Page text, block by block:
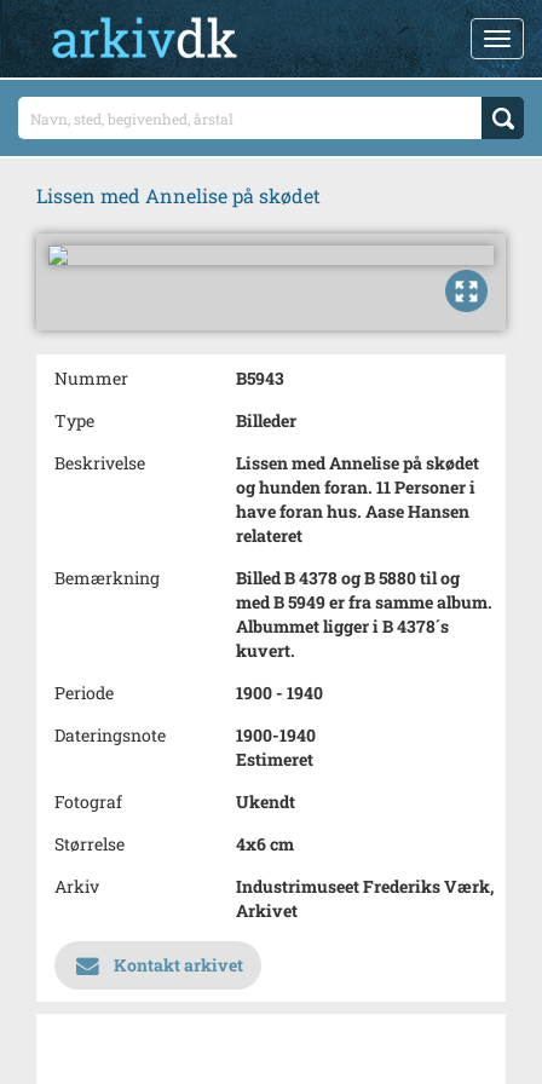
Lissen med Annelise på skødet
Nummer
B5943
Type
Billeder
Beskrivelse
Lissen med Annelise på skødet
og hunden foran. 11 Personer i
have foran hus. Aase Hansen
relateret
Bemærkning
Billed B 4378 og B 5880 til og
med B 5949 er fra samme album.
Albummet ligger i B 4378´s
kuvert.
Periode
1900 - 1940
Dateringsnote
1900-1940
Estimeret
Fotograf
Ukendt
Størrelse
4x6 cm
Arkiv
Industrimuseet Frederiks Værk,
Arkivet
Kontakt arkivet